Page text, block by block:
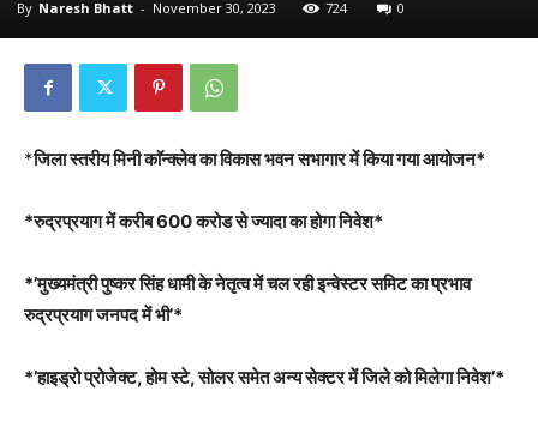
By Naresh Bhatt - November 30, 2023 724 0
*जिला स्तरीय मिनी काॅन्क्लेव का विकास भवन सभागार में किया गया आयोजन*
*रुद्रप्रयाग में करीब 600 करोड से ज्यादा का होगा निवेश*
*’मुख्यमंत्री पुष्कर सिंह धामी के नेतृत्व में चल रही इन्वेस्टर समिट का प्रभाव
रुद्रप्रयाग जनपद में भी’*
*’हाइड्रो प्रोजेक्ट, होम स्टे, सोलर समेत अन्य सेक्टर में जिले को मिलेगा निवेश’*